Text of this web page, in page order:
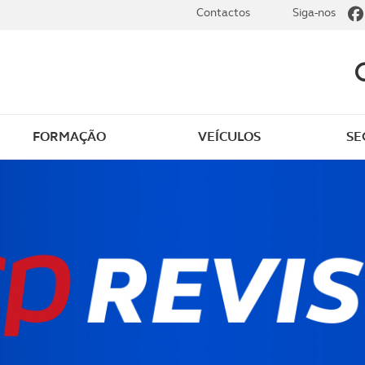
FORMAÇÃO VEÍCULOS
Contactos Siga-nos